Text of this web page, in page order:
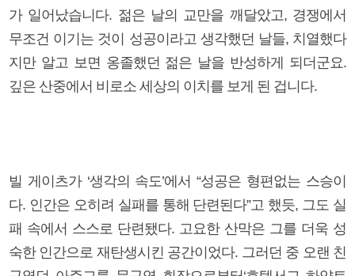
가 일어났습니다. 젊은 날의 교만을 깨달았고, 경쟁에서
무조건 이기는 것이 성공이라고 생각했던 날들, 치열했다
지만 알고 보면 옹졸했던 젊은 날을 반성하게 되더군요.
깊은 산중에서 비로소 세상의 이치를 보게 된 겁니다.
빌 게이츠가 ‘생각의 속도’에서 “성공은 형편없는 스승이
다. 인간은 오히려 실패를 통해 단련된다”고 했듯, 그도 실
패 속에서 스스로 단련됐다. 고요한 산막은 그를 더욱 성
숙한 인간으로 재탄생시킨 공간이었다. 그러던 중 오랜 친